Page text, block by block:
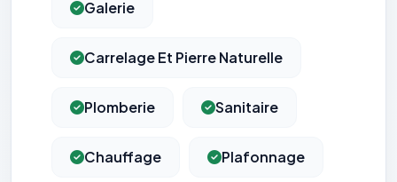
Galerie
Carrelage Et Pierre Naturelle
Plomberie Sanitaire
Chauffage Plafonnage